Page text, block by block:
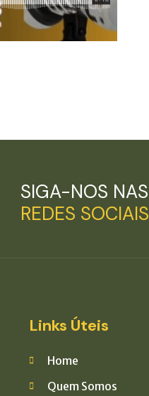
SIGA-NOS NAS
REDES SOCIAIS
Links Úteis
Home
Quem Somos